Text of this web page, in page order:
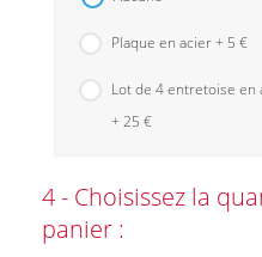
Plaque en acier + 5 €
Lot de 4 entretoise en
+ 25 €
4 - Choisissez la
panier :